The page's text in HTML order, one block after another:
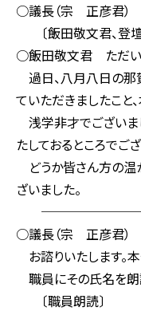
○議長（宗 正彦君）
〔飯田敬文君、登壇
○飯田敬文君 ただい
過日、八月八日の那
ていただきましたこと
浅学非才でございま
たしておるところでござ
どうか皆さん方の温
ざいました。
○議長（宗 正彦君）
お諮りいたします。
職員にその氏名を朗
〔職員朗読〕